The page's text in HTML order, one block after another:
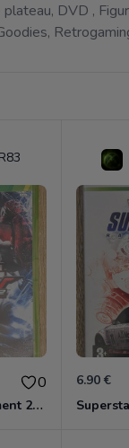
DVD ,
0
Tekken Tag Tournament 2 Xbox 360
6.90 €